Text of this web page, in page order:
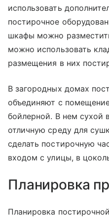
использовать
постирочное
шкафы можно
можно использовать
размещения в них
В загородных домах
объединяют с
бойлерной. В нем сухой
отличную среду для
сделать постирочную
входом с улицы, в
Планировка
Планировка